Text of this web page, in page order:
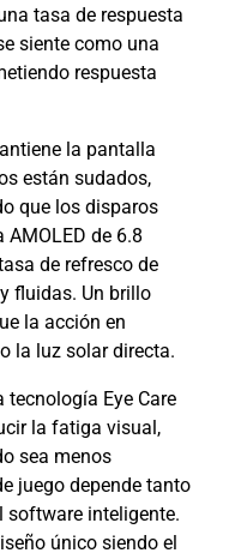
tasa de respuesta
siente como una
respuesta
la pantalla
están sudados,
que los disparos
de 6.8
de refresco de
fluidas. Un brillo
la acción en
la luz solar directa.
tecnología Eye Care
la fatiga visual,
sea menos
juego depende tanto
inteligente.
único siendo el